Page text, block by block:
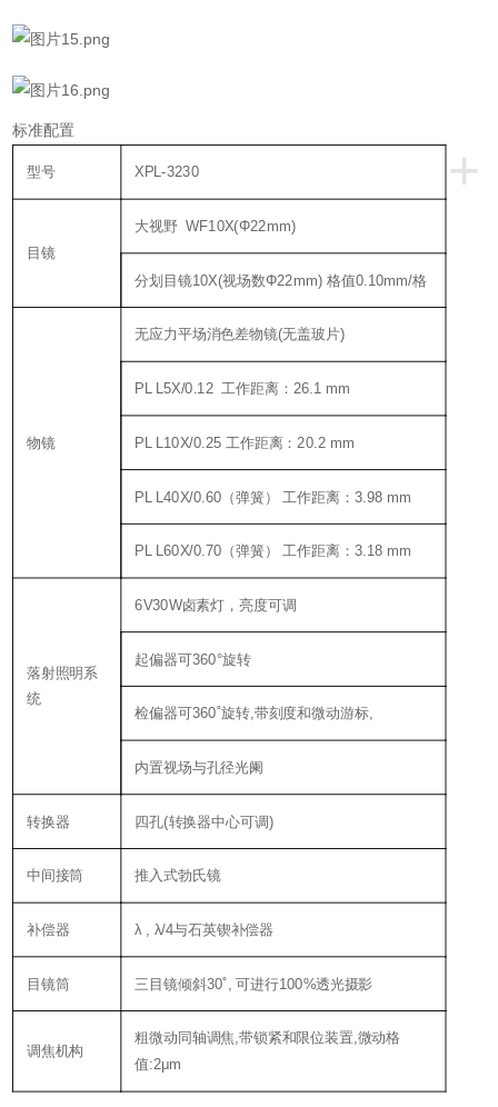
标准配置
+
型号 XPL-3230
目镜
大视野 WF10X(Φ22mm)
分划目镜10X(视场数Φ22mm) 格值0.10mm/格
物镜
无应力平场消色差物镜(无盖玻片)
PL L5X/0.12 工作距离：26.1 mm
PL L10X/0.25 工作距离：20.2 mm
PL L40X/0.60（弹簧） 工作距离：3.98 mm
PL L60X/0.70（弹簧） 工作距离：3.18 mm
落射照明系
统
6V30W卤素灯，亮度可调
起偏器可360°旋转
检偏器可360˚旋转,带刻度和微动游标,
内置视场与孔径光阑
转换器 四孔(转换器中心可调)
中间接筒 推入式勃氏镜
补偿器 λ , λ/4与石英锲补偿器
目镜筒 三目镜倾斜30˚, 可进行100%透光摄影
调焦机构
粗微动同轴调焦,带锁紧和限位装置,微动格
值:2μm